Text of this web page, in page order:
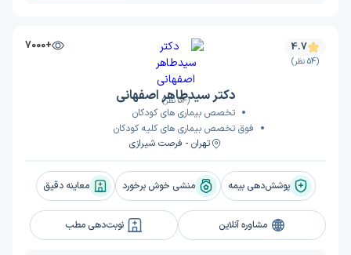
(54 نظر)
+7000 4.7
(54 نظر)
دکتر سیدطاهر اصفهانی
تخصص بیماری های کودکان
فوق تخصص بیماری های کلیه کودکان
تهران - فرصت شیرازی
پوشش‌دهی بیمه منشی خوش برخورد معاینه دقیق
مشاوره آنلاین نوبت‌دهی مطب